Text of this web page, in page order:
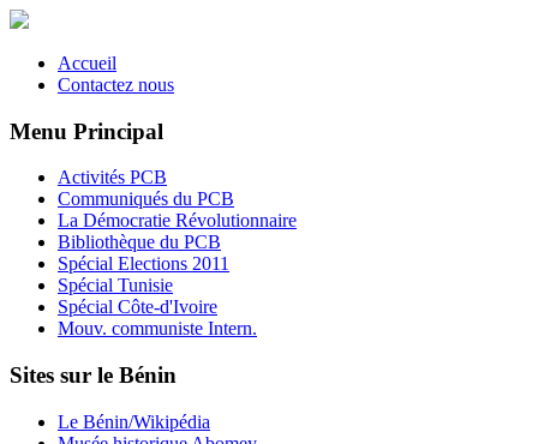
Accueil
Contactez nous
Menu Principal
Activités PCB
Communiqués du PCB
La Démocratie Révolutionnaire
Bibliothèque du PCB
Spécial Elections 2011
Spécial Tunisie
Spécial Côte-d'Ivoire
Mouv. communiste Intern.
Sites sur le Bénin
Le Bénin/Wikipédia